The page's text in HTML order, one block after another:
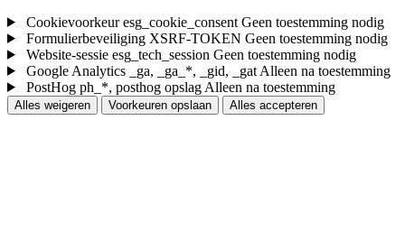
Cookievoorkeuresg_cookie_consent Geen toestemming nodig
Formulierbeveiliging XSRF-TOKEN Geen toestemming nodig
Website-sessie esg_tech_session Geen toestemming nodig
Google Analytics
_ga, _ga_*, _gid, _gat Alleen na toestemming
PostHog ph_*, posthog opslag Alleen na toestemming
Alles weigeren Voorkeuren opslaan Alles accepteren